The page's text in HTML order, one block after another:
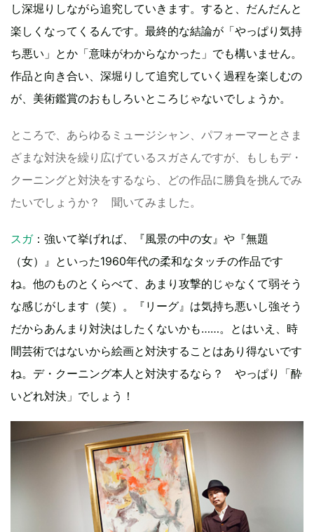
し深堀りしながら追究していきます。すると、だんだんと
楽しくなってくるんです。最終的な結論が「やっぱり気持
ち悪い」とか「意味がわからなかった」でも構いません。
作品と向き合い、深堀りして追究していく過程を楽しむの
が、美術鑑賞のおもしろいところじゃないでしょうか。
ところで、あらゆるミュージシャン、パフォーマーとさま
ざまな対決を繰り広げているスガさんですが、もしもデ・
クーニングと対決をするなら、どの作品に勝負を挑んでみ
たいでしょうか？ 聞いてみました。
スガ：強いて挙げれば、『風景の中の女』や『無題
（女）』といった1960年代の柔和なタッチの作品です
ね。他のものとくらべて、あまり攻撃的じゃなくて弱そう
な感じがします（笑）。『リーグ』は気持ち悪いし強そう
だからあんまり対決はしたくないかも……。とはいえ、時
間芸術ではないから絵画と対決することはあり得ないです
ね。デ・クーニング本人と対決するなら？ やっぱり「酔
いどれ対決」でしょう！